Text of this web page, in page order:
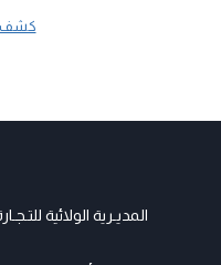
كشف
المديـرية الولائية